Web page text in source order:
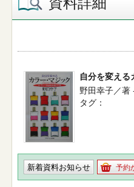
自分を変える
野田幸子／著
タグ
新着資料お知らせ 予約